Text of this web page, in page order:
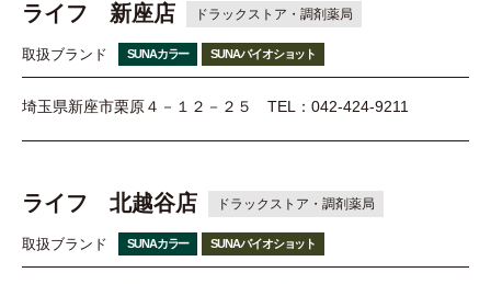
ライフ 新座店 ドラックストア・調剤薬局
取扱ブランド SUNAカラー SUNAバイオショット
埼玉県新座市栗原４－１２－２５ TEL：042-424-9211
ライフ 北越谷店 ドラックストア・調剤薬局
取扱ブランド SUNAカラー SUNAバイオショット